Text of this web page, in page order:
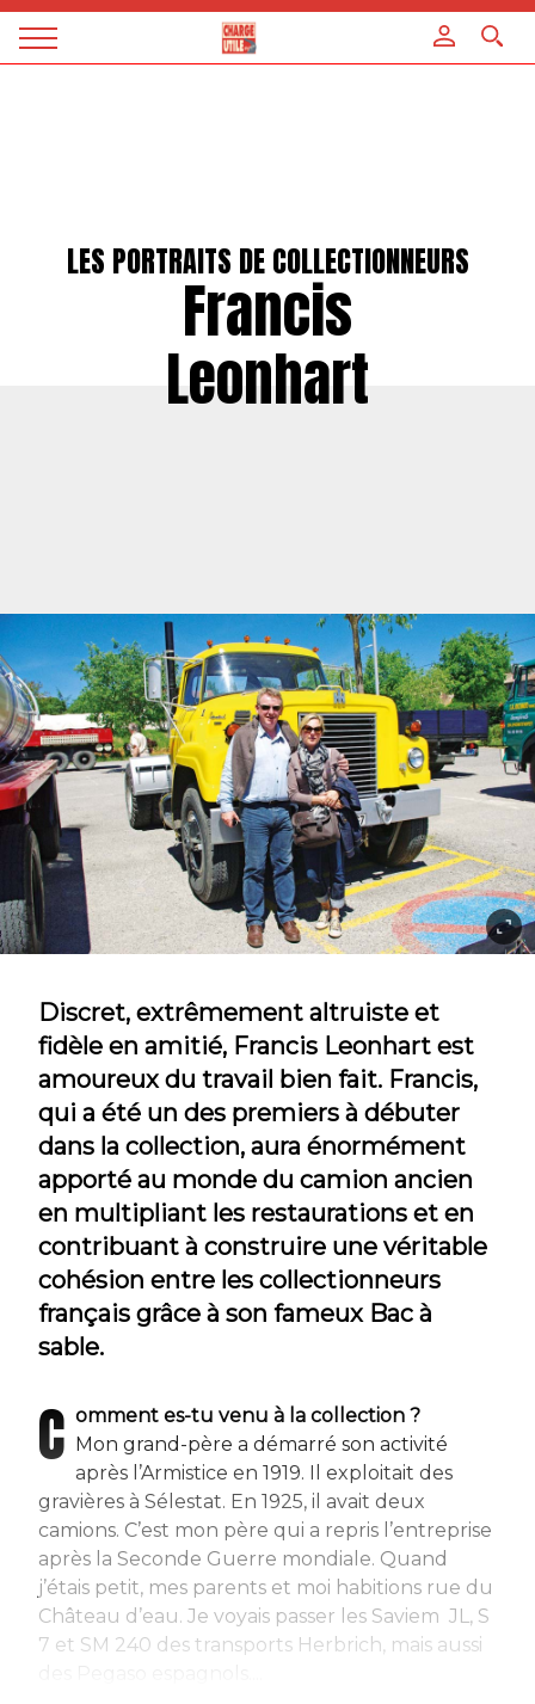
Magazine
LES PORTRAITS DE COLLECTIONNEURS
Francis
Leonhart
Discret, extrêmement altruiste et
fidèle en amitié, Francis Leonhart est
amoureux du travail bien fait. Francis,
qui a été un des premiers à débuter
dans la collection, aura énormément
apporté au monde du camion ancien
en multipliant les restaurations et en
contribuant à construire une véritable
cohésion entre les collectionneurs
français grâce à son fameux Bac à
sable.
C omment es-tu venu à la collection ?
Mon grand-père a démarré son activité
après l’Armistice en 1919. Il exploitait des
gravières à Sélestat. En 1925, il avait deux
camions. C’est mon père qui a repris l’entreprise
après la Seconde Guerre mondiale. Quand
j’étais petit, mes parents et moi habitions rue du
Château d’eau. Je voyais passer les Saviem JL, S
7 et SM 240 des transports Herbrich, mais aussi
Panneau de gestion des cookies